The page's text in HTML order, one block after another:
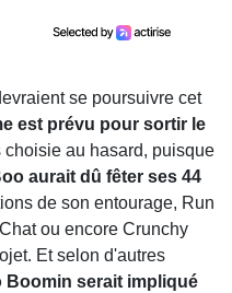
se poursuivre cet
est prévu pour sortir le
choisie au hasard, puisque
aurait dû fêter ses 44
de son entourage, Run
ou encore Crunchy
Et selon d'autres
Boomin serait impliqué